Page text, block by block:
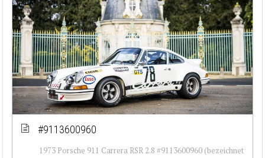
#9113600960
1973 Porsche 911 Carrera RSR 2.8 #9113600960 (bezeichnet